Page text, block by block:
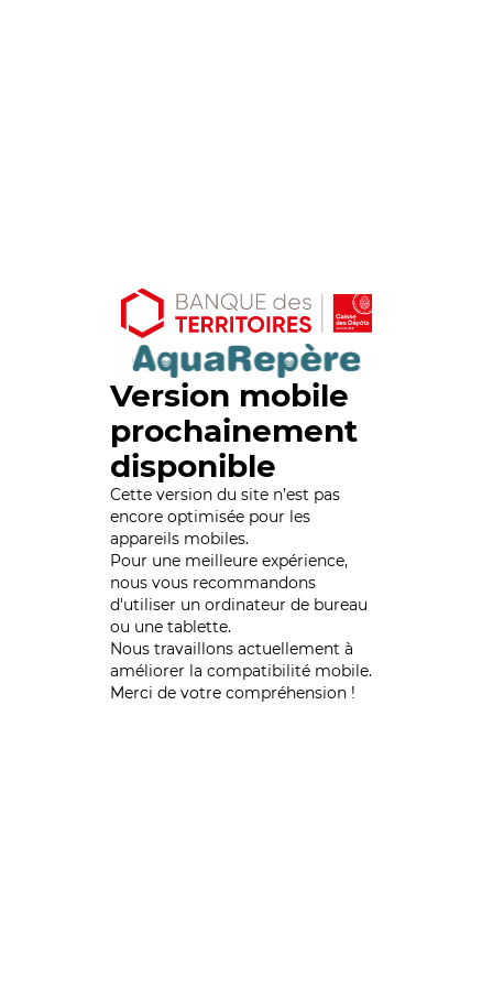
Version mobile
prochainement
disponible
Cette version du site n’est pas
encore optimisée pour les
appareils mobiles.
Pour une meilleure expérience,
nous vous recommandons
d'utiliser un ordinateur de bureau
ou une tablette.
Nous travaillons actuellement à
améliorer la compatibilité mobile.
Merci de votre compréhension !